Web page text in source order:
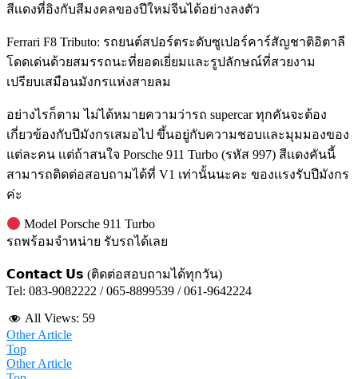
สีเเดงที่อิงกับสีมงคลของปีใหม่จีนได้อย่างลงตัว
Ferrari F8 Tributo: รถยนต์สปอร์ตระดับซูเปอร์คาร์สัญชาติอิตาลี
โดดเด่นด้วยสมรรถนะที่ยอดเยี่ยมและรูปลักษณ์ที่สวยงาม
เปรียบเสมือนมังกรแห่งสายลม
อย่างไรก็ตาม ไม่ได้หมายความว่ารถ supercar ทุกคันจะต้อง
เกี่ยวข้องกับปีมังกรเสมอไป ขึ้นอยู่กับความชอบและมุมมองของ
แต่ละคน เเต่ถ้าสนใจ Porsche 911 Turbo (รหัส 997) สีเเดงคันนี้
สามารถติดต่อสอบถามได้ที่ V1 เท่านั้นนะคะ ของเเรงรับปีมังกร
ค่ะ
Model Porsche 911 Turbo
รถพร้อมจำหน่าย รับรถได้เลย
𝗖𝗼𝗻𝘁𝗮𝗰𝘁 𝗨𝘀 (ติดต่อสอบถามได้ทุกวัน)
Tel: 083-9082222 / 065-8899539 / 061-9642224
All Views: 59
Other Article
Top
Other Article